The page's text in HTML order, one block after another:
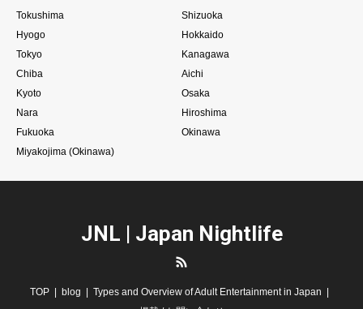
Tokushima
Shizuoka
Hyogo
Hokkaido
Tokyo
Kanagawa
Chiba
Aichi
Kyoto
Osaka
Nara
Hiroshima
Fukuoka
Okinawa
Miyakojima (Okinawa)
JNL | Japan Nightlife
TOP blog
Types and Overview of Adult Entertainment in Japan